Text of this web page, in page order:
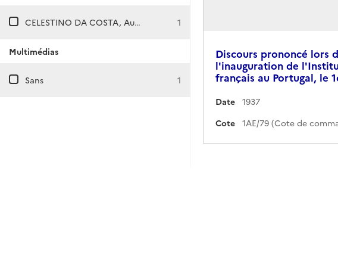
CELESTINO DA COSTA, Augusto 1
Multimédias
Sans 1
Discours prononcé lors
l'inauguration de
français au Portugal, le
Date 1937
Cote 1AE/79 (Cote de